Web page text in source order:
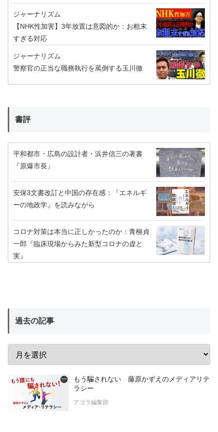
ジャーナリズム
【NHK性加害】3年放置は意図的か：お粗末
すぎる対応
ジャーナリズム
警察官の正当な職務執行を罵倒する玉川徹
書評
平和都市・広島の設計者・浜井信三の著書
『原爆市長』
安保3文書改訂と中国の存在感：『エネルギ
ーの地政学』を読みながら
コロナ対策は本当に正しかったのか：青柳貞
一郎『臨床現場からみた新型コロナの虚と
実』
過去の記事
もう騙されない 藤原かずえのメディアリテ
ラシー
アゴラ編集部